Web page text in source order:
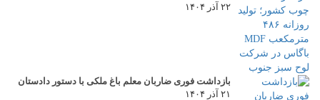
۲۲ آذر ۱۴۰۴
بازداشت فوری ضاربان معلم باغ ملکی با دستور دادستان
۲۱ آذر ۱۴۰۴